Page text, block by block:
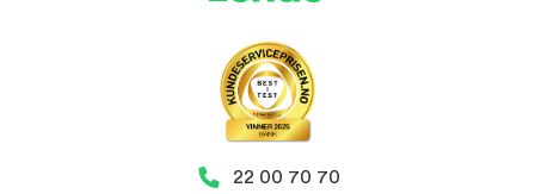
22 00 70 70